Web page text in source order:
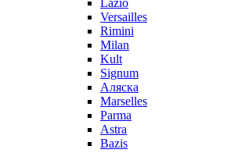
Lazio
Versailles
Rimini
Milan
Kult
Signum
Аляска
Marselles
Parma
Astra
Bazis